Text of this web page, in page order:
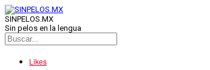
SINPELOS.MX
Sin pelos en la lengua
Likes